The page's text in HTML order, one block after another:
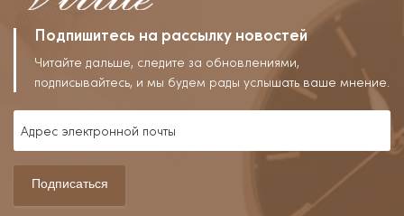
Подпишитесь на рассылку новостей
Читайте дальше, следите за обновлениями,
подписывайтесь, и мы будем рады услышать ваше мнение.
Подписаться